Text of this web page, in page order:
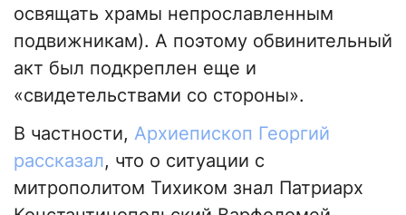
освящать храмы непрославленным
подвижникам). А поэтому обвинительный
акт был подкреплен еще и
«свидетельствами со стороны».
В частности, Архиепископ Георгий
рассказал, что о ситуации с
митрополитом Тихиком знал Патриарх